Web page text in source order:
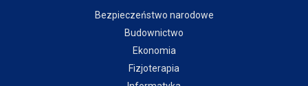
Bezpieczeństwo narodowe
Budownictwo
Ekonomia
Fizjoterapia